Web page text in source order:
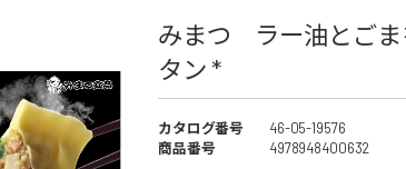
みまつ ラー油とごま
タン *
カタログ番号
46-05-19576
商品番号
4978948400632